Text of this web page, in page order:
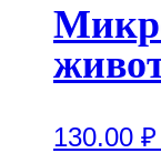
130.00 ₽